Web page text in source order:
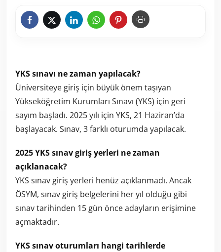
YKS sınavı ne zaman yapılacak?
Üniversiteye giriş için büyük önem taşıyan
Yükseköğretim Kurumları Sınavı (YKS) için geri
sayım başladı. 2025 yılı için YKS, 21 Haziran’da
başlayacak. Sınav, 3 farklı oturumda yapılacak.
2025 YKS sınav giriş yerleri ne zaman
açıklanacak?
YKS sınav giriş yerleri henüz açıklanmadı. Ancak
ÖSYM, sınav giriş belgelerini her yıl olduğu gibi
sınav tarihinden 15 gün önce adayların erişimine
açmaktadır.
YKS sınav oturumları hangi tarihlerde